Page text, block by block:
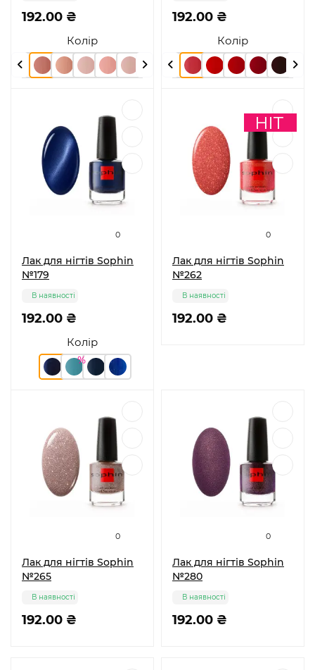
Колір
192.00 ₴
Колір
192.00 ₴
0
Лак для нігтів Sophin
№179
Колір
192.00 ₴
В наявності
0
Лак для нігтів Sophin
№262
192.00 ₴
В наявності
0
Лак для нігтів Sophin
№265
192.00 ₴
В наявності
0
Лак для нігтів Sophin
№280
192.00 ₴
В наявності